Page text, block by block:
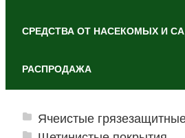
СРЕДСТВА ОТ НАСЕКОМЫХ И
РАСПРОДАЖА
Ячеистые